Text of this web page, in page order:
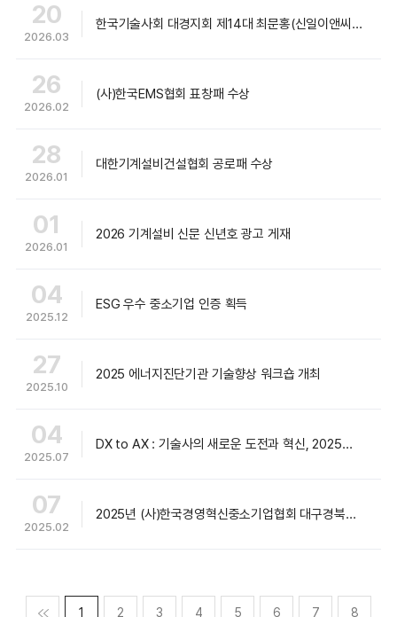
20
2026.03
한국기술사회 대경지회 제14대 최문홍(신일이앤씨 대표이사) 회장 취임
26
2026.02
(사)한국EMS협회 표창패 수상
28
2026.01
대한기계설비건설협회 공로패 수상
01
2026.01
2026 기계설비 신문 신년호 광고 게재
04
2025.12
ESG 우수 중소기업 인증 획득
27
2025.10
2025 에너지진단기관 기술향상 워크숍 개최
04
2025.07
DX to AX : 기술사의 새로운 도전과 혁신, 2025년 제19회 전국기술사대회
07
2025.02
2025년 (사)한국경영혁신중소기업협회 대구경북연합회 정기총회 협회장상 수상
맨처음
1 2 3 4 5 6 7 8